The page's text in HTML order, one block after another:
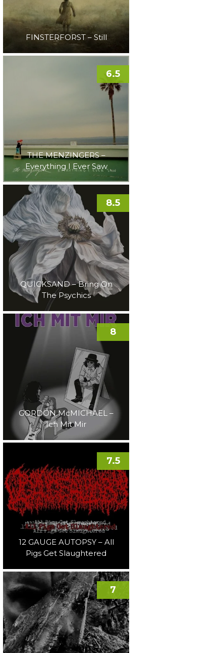
FINSTERFORST – Still
THE MENZINGERS –
Everything I Ever Saw
6.5
QUICKSAND – Bring On
The Psychics
8.5
GORDON McMICHAEL –
Ich Mit Mir
8
12 GAUGE AUTOPSY – All
Pigs Get Slaughtered
7.5
7